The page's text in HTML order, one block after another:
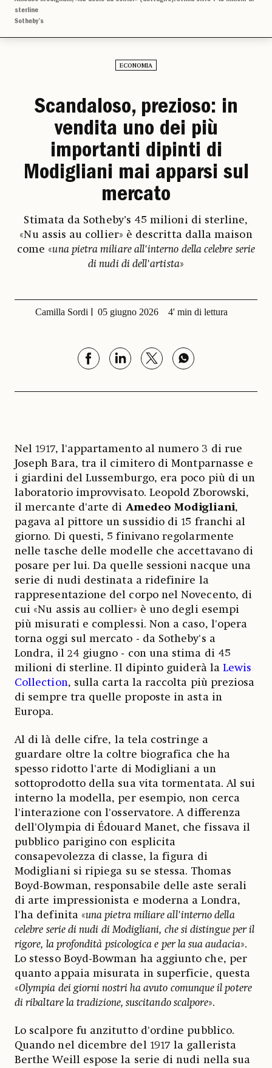
sterline
Sotheby’s
ECONOMIA
Scandaloso, prezioso: in
vendita uno dei più
importanti dipinti di
Modigliani mai apparsi sul
mercato
Stimata da Sotheby’s 45 milioni di sterline,
«Nu assis au collier» è descritta dalla maison
come «una pietra miliare all'interno della celebre serie
di nudi di dell'artista»
Camilla Sordi 05 giugno 2026 4' min di lettura
Nel 1917, l'appartamento al numero 3 di rue
Joseph Bara, tra il cimitero di Montparnasse e
i giardini del Lussemburgo, era poco più di un
laboratorio improvvisato. Leopold Zborowski,
il mercante d'arte di Amedeo Modigliani,
pagava al pittore un sussidio di 15 franchi al
giorno. Di questi, 5 finivano regolarmente
nelle tasche delle modelle che accettavano di
posare per lui. Da quelle sessioni nacque una
serie di nudi destinata a ridefinire la
rappresentazione del corpo nel Novecento, di
cui «Nu assis au collier» è uno degli esempi
più misurati e complessi. Non a caso, l'opera
torna oggi sul mercato - da Sotheby's a
Londra, il 24 giugno - con una stima di 45
milioni di sterline. Il dipinto guiderà laLewis
Collection, sulla carta la raccolta più preziosa
di sempre tra quelle proposte in asta in
Europa.
Al di là delle cifre, la tela costringe a
guardare oltre la coltre biografica che ha
spesso ridotto l'arte di Modigliani a un
sottoprodotto della sua vita tormentata. Al sui
interno la modella, per esempio, non cerca
l'interazione con l'osservatore. A differenza
dell'Olympia di Édouard Manet, che fissava il
pubblico parigino con esplicita
consapevolezza di classe, la figura di
Modigliani si ripiega su se stessa. Thomas
Boyd-Bowman, responsabile delle aste serali
di arte impressionista e moderna a Londra,
l'ha definita «una pietra miliare all'interno della
celebre serie di nudi di Modigliani, che si distingue per il
rigore, la profondità psicologica e per la sua audacia».
Lo stesso Boyd-Bowman ha aggiunto che, per
quanto appaia misurata in superficie, questa
«Olympia dei giorni nostri ha avuto comunque il potere
di ribaltare la tradizione, suscitando scalpore».
Lo scalpore fu anzitutto d'ordine pubblico.
Quando nel dicembre del 1917 la gallerista
Berthe Weill espose la serie di nudi nella sua